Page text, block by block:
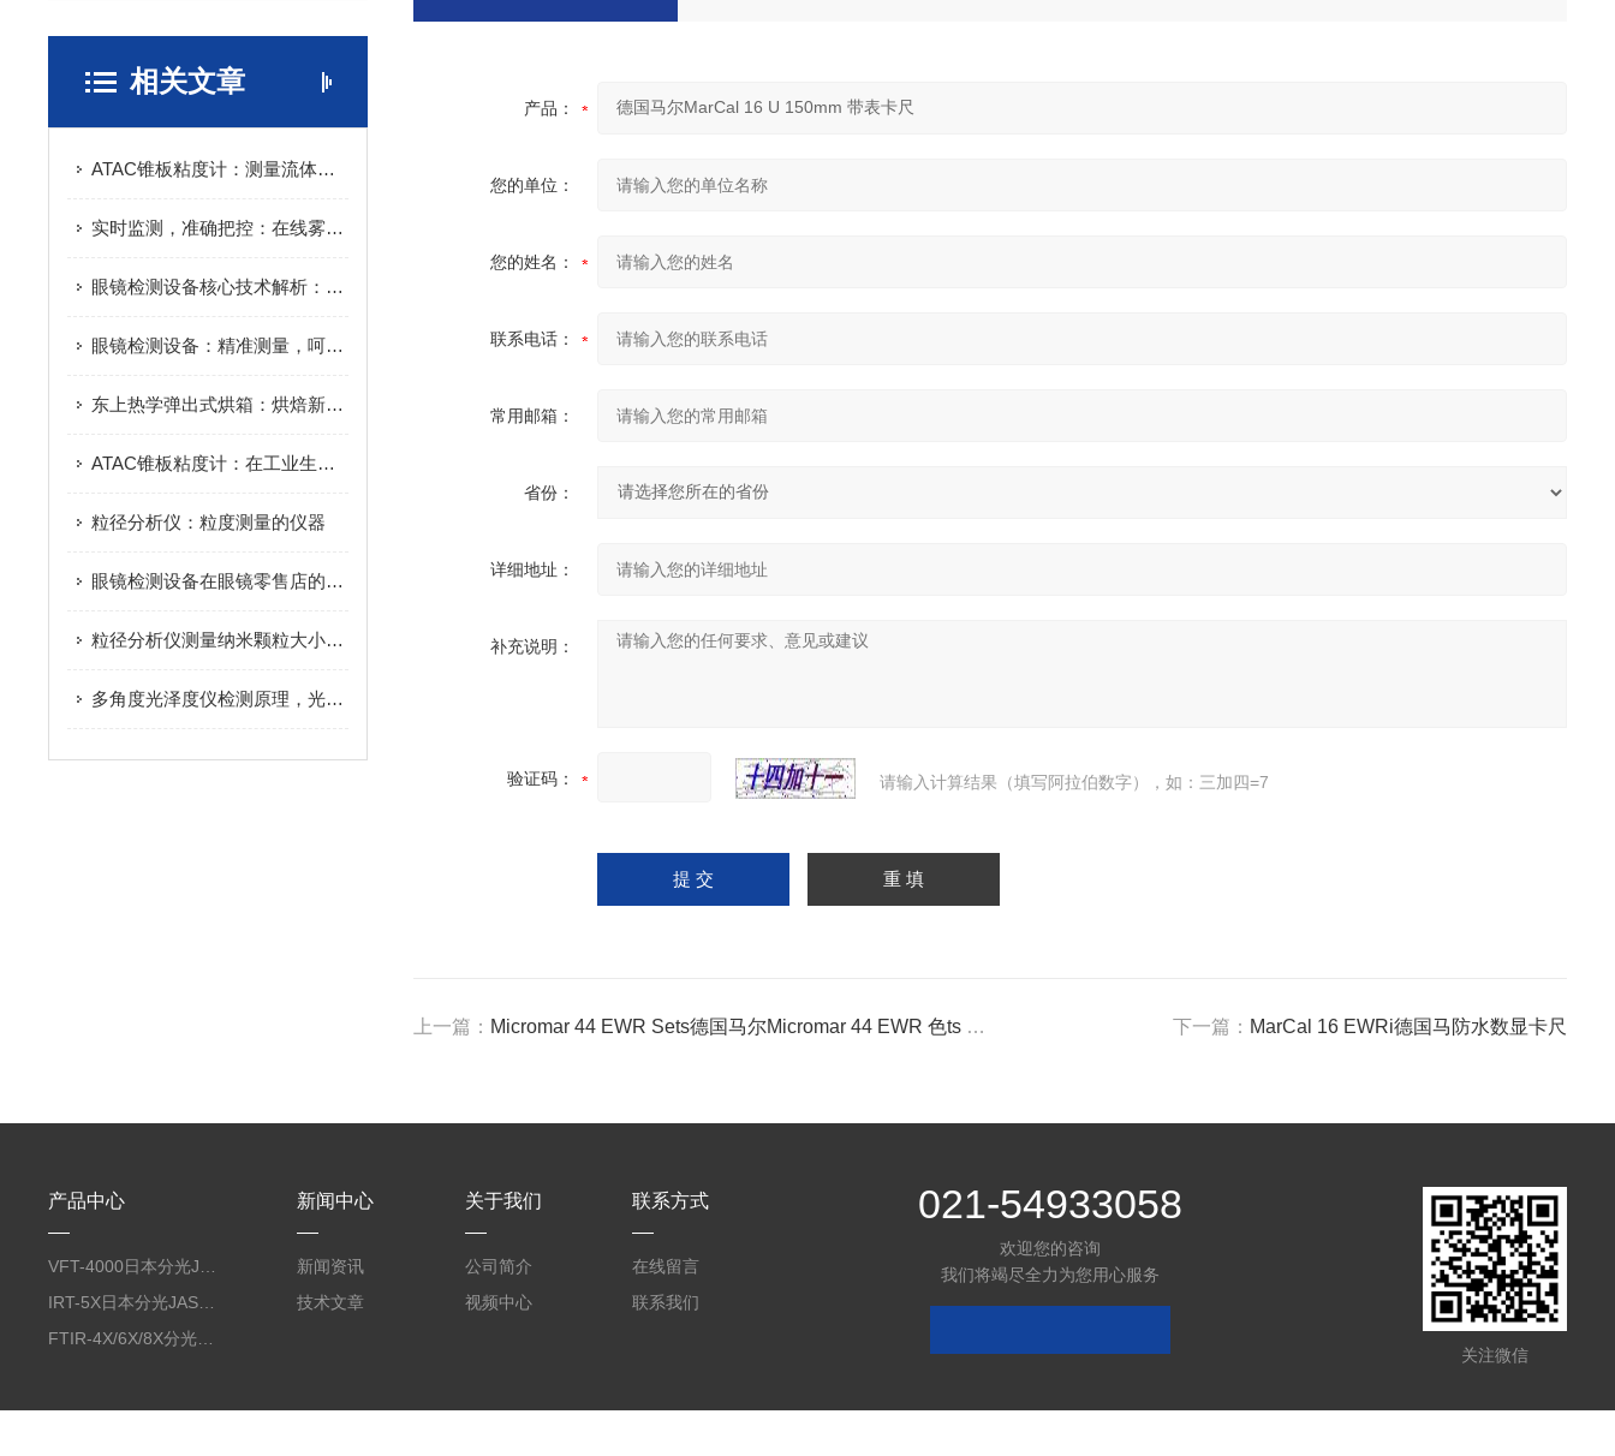
相关文章
ATAC锥板粘度计：测量流体粘度的仪器
实时监测，准确把控：在线雾度仪助力透明材料质量控制
眼镜检测设备核心技术解析：光学参数测量、抗冲击测试与透光率检测原理
眼镜检测设备：精准测量，呵护双眼
东上热学弹出式烘箱：烘焙新宠，让你爱上烘焙的乐趣
ATAC锥板粘度计：在工业生产中的重要应用
粒径分析仪：粒度测量的仪器
眼镜检测设备在眼镜零售店的应用
粒径分析仪测量纳米颗粒大小的工具！
多角度光泽度仪检测原理，光学投射反射原理材料表面光泽度数值分析解析
产品：
您的单位：
您的姓名：
联系电话：
常用邮箱：
省份：
详细地址：
补充说明：
验证码： 请输入计算结果（填写阿拉伯数字），如：三加四=7
上一篇： Micromar 44 EWR Sets德国马尔Micromar 44 EWR 色ts 数显自定心内径千分尺套装 下一篇： MarCal 16 EWRi德国马防水数显卡尺
产品中心 新闻中心
新闻资讯
技术文章
关于我们
公司简介
视频中心
联系方式
在线留言
联系我们
021-54933058
欢迎您的咨询
我们将竭尽全力为您用心服务
关注微信